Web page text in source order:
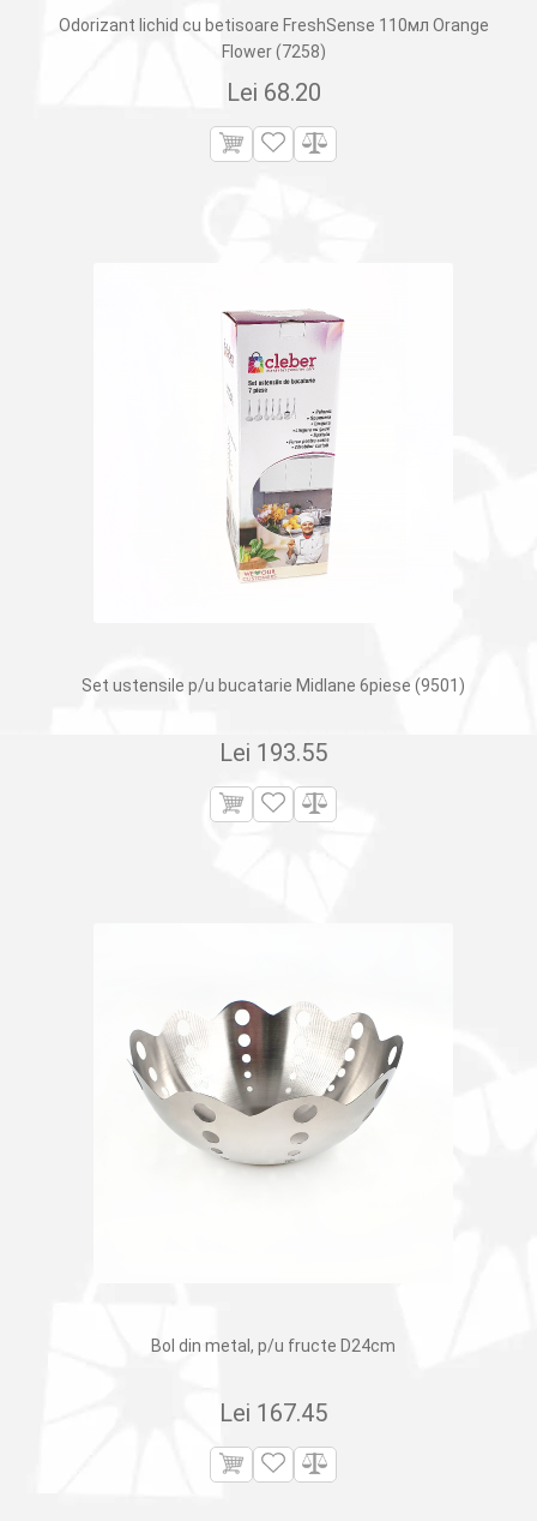
Odorizant lichid cu betisoare FreshSense 110мл Orange
Flower (7258)
Lei 68.20
Set ustensile p/u bucatarie Midlane 6piese (9501)
Lei 193.55
Bol din metal, p/u fructe D24cm
Lei 167.45